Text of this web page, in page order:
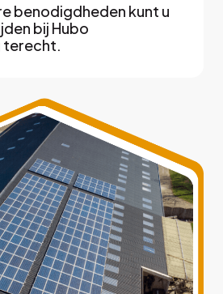
benodigdheden kunt u
bij Hubo
terecht.